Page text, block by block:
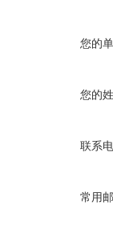
您的
您的
联系
常用